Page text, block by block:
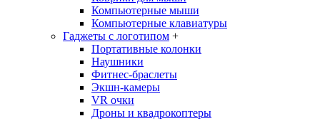
Компьютерные мыши
Компьютерные клавиатуры
Гаджеты с логотипом +
Портативные колонки
Наушники
Фитнес-браслеты
Экшн-камеры
VR очки
Дроны и квадрокоптеры